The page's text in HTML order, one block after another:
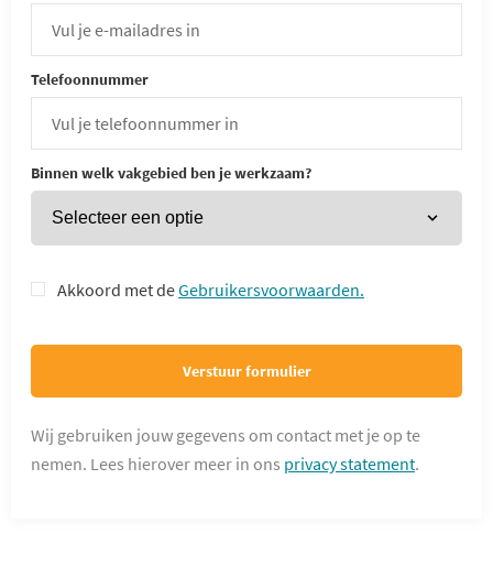
Telefoonnummer
Binnen welk vakgebied ben je werkzaam?
Akkoord met deGebruikersvoorwaarden.
Verstuur formulier
Wij gebruiken jouw gegevens om contact met je op te
nemen. Lees hierover meer in ons privacy statement.